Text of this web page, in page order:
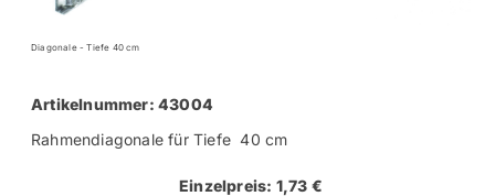
Diagonale - Tiefe 40 cm
Artikelnummer: 43004
Rahmendiagonale für Tiefe 40 cm
Einzelpreis: 1,73 €